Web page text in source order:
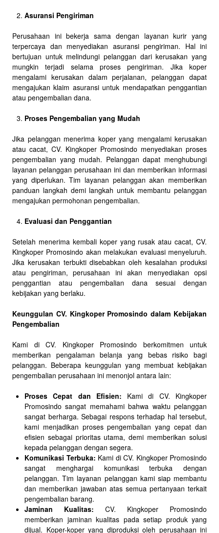
Asuransi Pengiriman
Perusahaan ini bekerja sama dengan layanan kurir yang
terpercaya dan menyediakan asuransi pengiriman. Hal ini
bertujuan untuk melindungi pelanggan dari kerusakan yang
mungkin terjadi selama proses pengiriman. Jika koper
mengalami kerusakan dalam perjalanan, pelanggan dapat
mengajukan klaim asuransi untuk mendapatkan penggantian
atau pengembalian dana.
Proses Pengembalian yang Mudah
Jika pelanggan menerima koper yang mengalami kerusakan
atau cacat, CV. Kingkoper Promosindo menyediakan proses
pengembalian yang mudah. Pelanggan dapat menghubungi
layanan pelanggan perusahaan ini dan memberikan informasi
yang diperlukan. Tim layanan pelanggan akan memberikan
panduan langkah demi langkah untuk membantu pelanggan
mengajukan permohonan pengembalian.
Evaluasi dan Penggantian
Setelah menerima kembali koper yang rusak atau cacat, CV.
Kingkoper Promosindo akan melakukan evaluasi menyeluruh.
Jika kerusakan terbukti disebabkan oleh kesalahan produksi
atau pengiriman, perusahaan ini akan menyediakan opsi
penggantian atau pengembalian dana sesuai dengan
kebijakan yang berlaku.
Keunggulan CV. Kingkoper Promosindo dalam Kebijakan
Pengembalian
Kami di CV. Kingkoper Promosindo berkomitmen untuk
memberikan pengalaman belanja yang bebas risiko bagi
pelanggan. Beberapa keunggulan yang membuat kebijakan
pengembalian perusahaan ini menonjol antara lain:
Proses Cepat dan Efisien: Kami di CV. Kingkoper
Promosindo sangat memahami bahwa waktu pelanggan
sangat berharga. Sebagai respons terhadap hal tersebut,
kami menjadikan proses pengembalian yang cepat dan
efisien sebagai prioritas utama, demi memberikan solusi
kepada pelanggan dengan segera.
Komunikasi Terbuka: Kami di CV. Kingkoper Promosindo
sangat menghargai komunikasi terbuka dengan
pelanggan. Tim layanan pelanggan kami siap membantu
dan memberikan jawaban atas semua pertanyaan terkait
pengembalian barang.
Jaminan Kualitas: CV. Kingkoper Promosindo
memberikan jaminan kualitas pada setiap produk yang
dijual. Koper-koper yang diproduksi oleh perusahaan ini